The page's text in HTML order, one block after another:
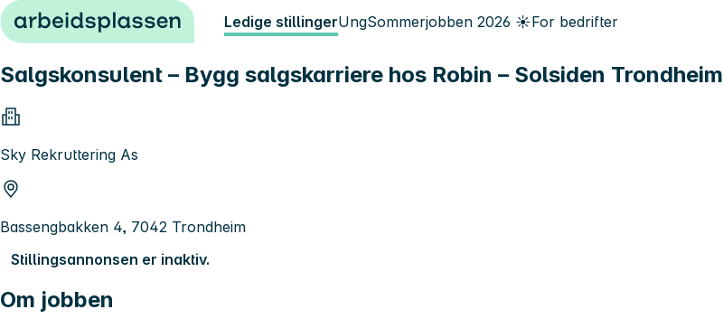
Hopp til innhold Ledige stillingerUngSommerjobben 2026 ☀️For bedrifter
Salgskonsulent – Bygg salgskarriere hos Robin – Solsiden Trondheim
Sky Rekruttering As
Bassengbakken 4, 7042 Trondheim
Stillingsannonsen er inaktiv.
Om jobben